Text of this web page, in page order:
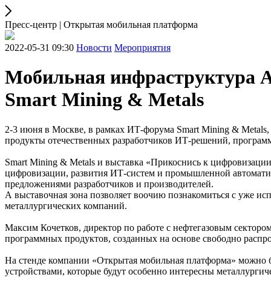
Пресс-центр | Открытая мобильная платформа
2022-05-31 09:30 Новости Мероприятия
Мобильная инфраструктура
Smart Mining & Metals
2-3 июня в Москве, в рамках ИТ-форума Smart Mining & Metals,
продукты отечественных разработчиков ИТ-решений,
Smart Mining & Metals и выставка «Прикоснись к
цифровизации, развития ИТ-систем и промышленной
предложениями разработчиков и производителей.
А выставочная зона позволяет воочию познакомиться с уже
металлургических компаний.
Максим Кочетков, директор по работе с нефтегазовым
программных продуктов, созданных на основе свободно
На стенде компании «Открытая мобильная платформа»
устройствами, которые будут особенно интересны